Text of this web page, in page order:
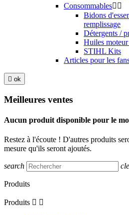
Consommables 
Bidons
remplissage
Détergents /
Huiles
STIHL Kits
Articles pour les
 ok
Meilleures ventes
Aucun produit disponible pour le
Restez à l'écoute ! D'autres produits
mesure qu'ils seront ajoutés.
search
Produits
Produits  